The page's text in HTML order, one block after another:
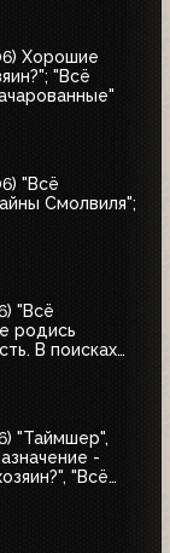
Хорошие
"Всё
"Всё
Смолвиля";
"Всё
родись
В поисках
"Таймшер",
-
"Всё